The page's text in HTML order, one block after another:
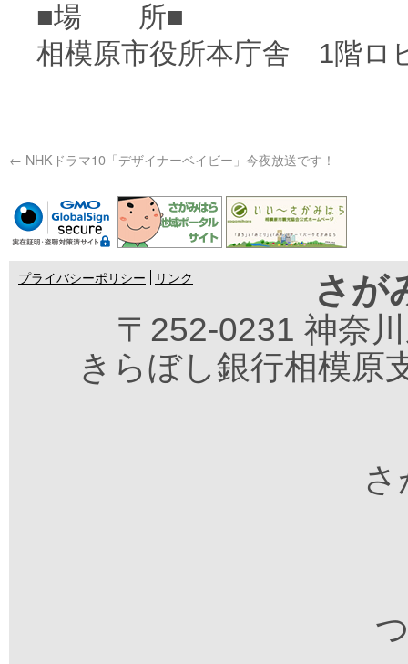
■場 所■
相模原市役所本庁舎 1階ロ
← NHKドラマ10「デザイナーベイビー」今夜放送です！
プライバシーポリシー リンク さが
〒252-0231 神奈
きらぼし銀行相模原